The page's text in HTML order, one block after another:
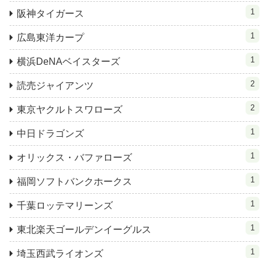
阪神タイガース 1
広島東洋カープ 1
横浜DeNAベイスターズ 1
読売ジャイアンツ 2
東京ヤクルトスワローズ 2
中日ドラゴンズ 1
オリックス・バファローズ 1
福岡ソフトバンクホークス 1
千葉ロッテマリーンズ 1
東北楽天ゴールデンイーグルス 1
埼玉西武ライオンズ 1